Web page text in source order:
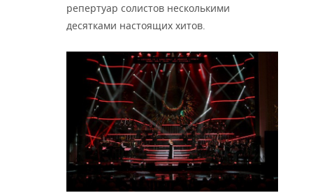
репертуар солистов несколькими
десятками настоящих хитов.